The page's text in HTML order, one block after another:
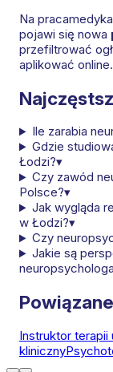
Na
pojawi się nowa
przefiltrować
aplikować online.
Ile zarabia
Gdzie
Łodzi?▾
Czy zawód
Polsce?▾
Jak wygląda
w Łodzi?▾
Czy
Jakie są
Instruktor terapii
kliniczny